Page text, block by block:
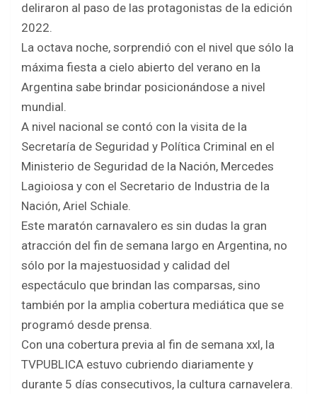
deliraron al paso de las protagonistas de la edición
2022.
La octava noche, sorprendió con el nivel que sólo la
máxima fiesta a cielo abierto del verano en la
Argentina sabe brindar posicionándose a nivel
mundial.
A nivel nacional se contó con la visita de la
Secretaría de Seguridad y Política Criminal en el
Ministerio de Seguridad de la Nación, Mercedes
Lagioiosa y con el Secretario de Industria de la
Nación, Ariel Schiale.
Este maratón carnavalero es sin dudas la gran
atracción del fin de semana largo en Argentina, no
sólo por la majestuosidad y calidad del
espectáculo que brindan las comparsas, sino
también por la amplia cobertura mediática que se
programó desde prensa.
Con una cobertura previa al fin de semana xxl, la
TVPUBLICA estuvo cubriendo diariamente y
durante 5 días consecutivos, la cultura carnavelera.